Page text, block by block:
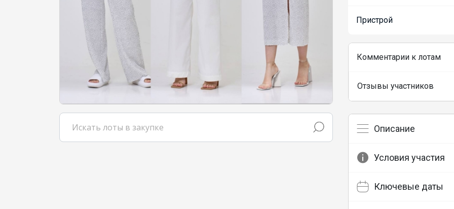
Пристрой
Комментарии к лотам
Отзывы участников
Описание
Условия участия
Ключевые даты